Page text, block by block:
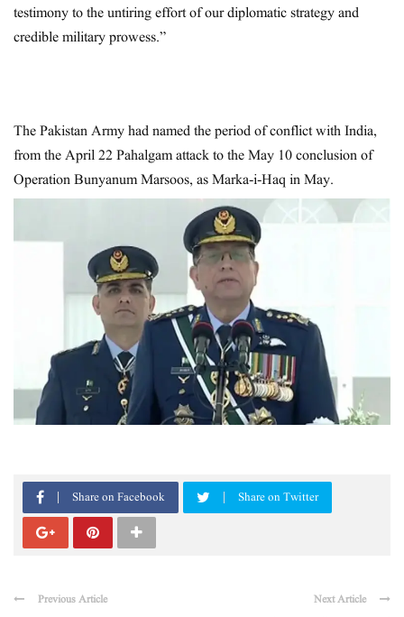
testimony to the untiring effort of our diplomatic strategy and
credible military prowess.”
The Pakistan Army had named the period of conflict with India,
from the April 22 Pahalgam attack to the May 10 conclusion of
Operation Bunyanum Marsoos, as Marka-i-Haq in May.
Share on Facebook Share on Twitter
Previous Article Next Article